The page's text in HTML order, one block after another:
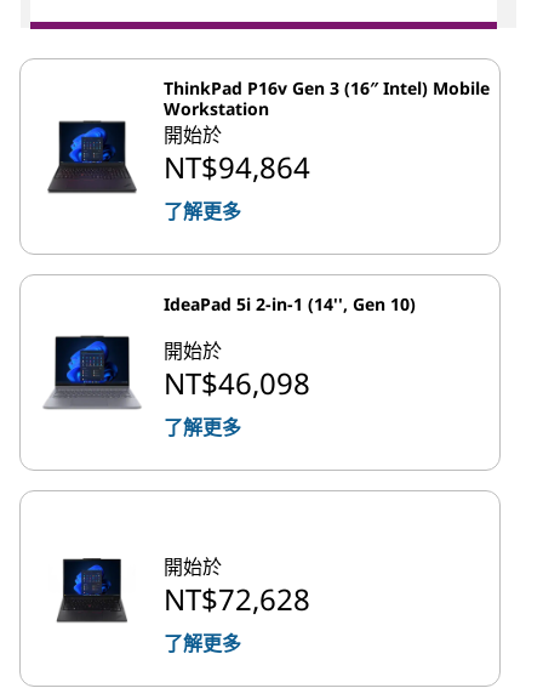
ThinkPad P16v Gen 3 (16″ Intel) Mobile
Workstation
開始於
NT$94,864
了解更多
IdeaPad 5i 2-in-1 (14'', Gen 10)
開始於
NT$46,098
了解更多
開始於
NT$72,628
了解更多